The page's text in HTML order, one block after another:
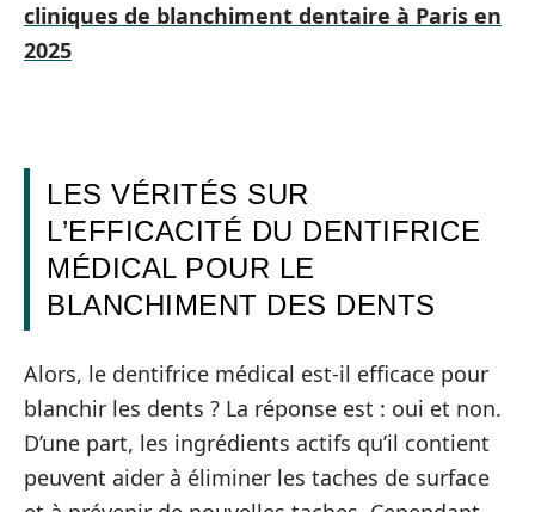
cliniques de blanchiment dentaire à Paris en
2025
LES VÉRITÉS SUR
L’EFFICACITÉ DU DENTIFRICE
MÉDICAL POUR LE
BLANCHIMENT DES DENTS
Alors, le dentifrice médical est-il efficace pour
blanchir les dents ? La réponse est : oui et non.
D’une part, les ingrédients actifs qu’il contient
peuvent aider à éliminer les taches de surface